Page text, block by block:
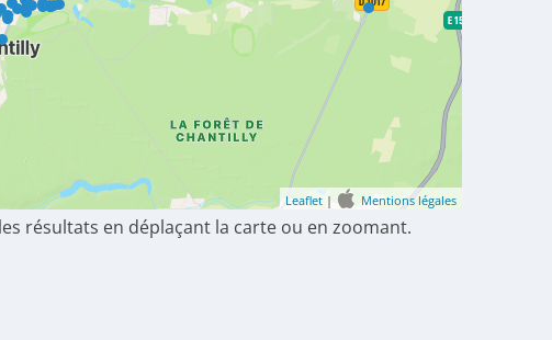
Leaflet | Mentions légales
résultats en déplaçant la carte ou en zoomant.